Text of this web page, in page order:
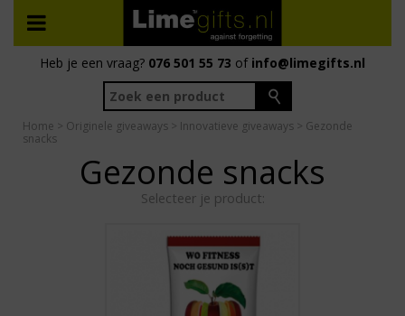
Heb je een vraag? 076 501 55 73 of info@limegifts.nl
Home > Originele giveaways > Innovatieve giveaways > Gezonde
snacks
Gezonde snacks
Selecteer je product: